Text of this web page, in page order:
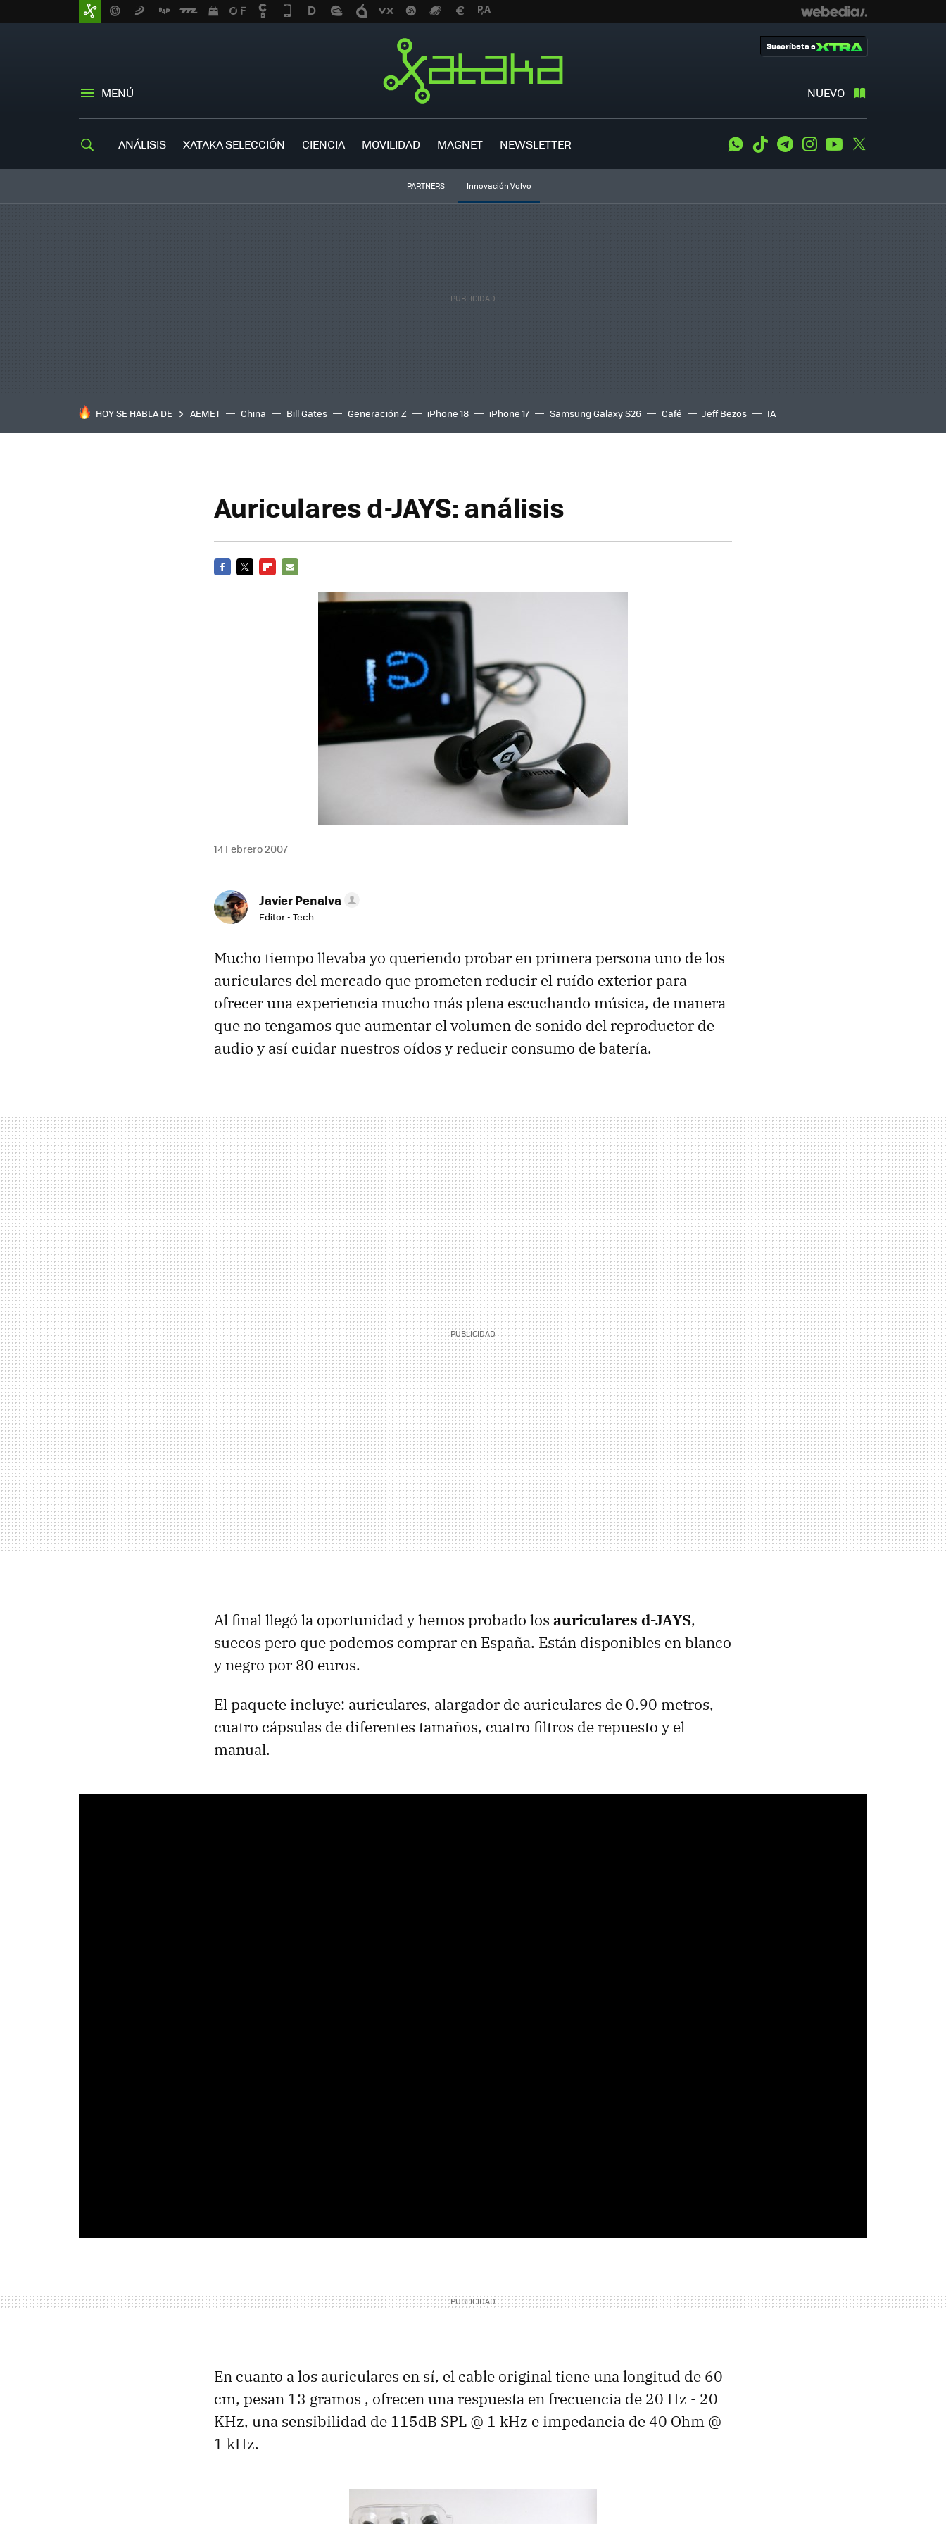
MENÚ NUEVO
Suscríbete a
ANÁLISIS XATAKA SELECCIÓN CIENCIA MOVILIDAD MAGNET NEWSLETTER WhatsApp
Tiktok TelegramInstagramYoutube
PARTNERS Innovación Volvo
HOY SE HABLA DE AEMET China Bill Gates Generación Z iPhone 18 iPhone 17 Samsung Galaxy S26 Café Jeff Bezos IA
Auriculares d-JAYS: análisis
14 Febrero 2007
Javier Penalva
Editor - Tech
Mucho tiempo llevaba yo queriendo probar en primera persona uno de los
auriculares del mercado que prometen reducir el ruído exterior para
ofrecer una experiencia mucho más plena escuchando música, de manera
que no tengamos que aumentar el volumen de sonido del reproductor de
audio y así cuidar nuestros oídos y reducir consumo de batería.
Al final llegó la oportunidad y hemos probado los auriculares d-JAYS,
suecos pero que podemos comprar en España. Están disponibles en blanco
y negro por 80 euros.
El paquete incluye: auriculares, alargador de auriculares de 0.90 metros,
cuatro cápsulas de diferentes tamaños, cuatro filtros de repuesto y el
manual.
En cuanto a los auriculares en sí, el cable original tiene una longitud de 60
cm, pesan 13 gramos , ofrecen una respuesta en frecuencia de 20 Hz - 20
KHz, una sensibilidad de 115dB SPL @ 1 kHz e impedancia de 40 Ohm @
1 kHz.